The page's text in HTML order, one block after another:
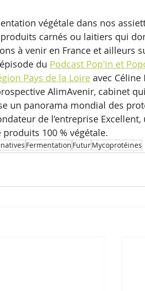
végétale dans nos
carnés ou laitiers qui
à venir en France et ailleurs
du Podcast Pop'in et
Pays de la Loire avec Céline
AlimAvenir, cabinet
un panorama mondial des
de l’entreprise Excellent,
100 % végétale.
Fermentation FuturMycoprotéines